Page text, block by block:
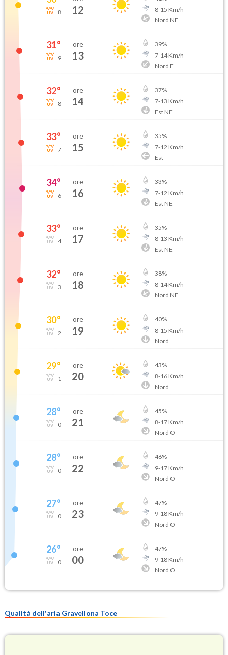
8 12
8-15 Km/h
Nord NE
31°
9
ore
13
39%
7-14Km/h
Nord E
32°
8
ore
14
37%
7-13 Km/h
Est NE
33°
7
ore
15
35%
7-12 Km/h
Est
34°
6
ore
16
33%
7-12 Km/h
Est NE
33°
4
ore
17
35%
8-13 Km/h
Est NE
32°
3
ore
18
38%
8-14Km/h
Nord NE
30°
2
ore
19
40%
8-15 Km/h
Nord
29°
1
ore
20
43%
8-16Km/h
Nord
28°
0
ore
21
45%
8-17Km/h
Nord O
28°
0
ore
22
46%
9-17Km/h
Nord O
27°
0
ore
23
47%
9-18Km/h
Nord O
26°
0
ore
00
47%
9-18Km/h
Nord O
Qualità dell'aria Gravellona Toce